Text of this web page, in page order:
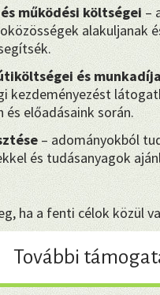
működési költségei–
alakuljanak
és
kezdeményezést
és előadásaink során.
– adományokból
és tudásanyagok
ha a fenti célok közül
További